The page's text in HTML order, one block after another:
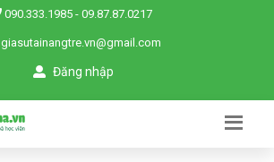
090.333.1985 - 09.87.87.0217
giasutainangtre.vn@gmail.com
Đăng nhập